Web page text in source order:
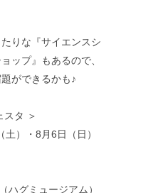
りな『サイエンスシ
ップ』もあるので、
ができるかも♪
スタ ＞
土）・8月6日（日）
ハグミュージアム）